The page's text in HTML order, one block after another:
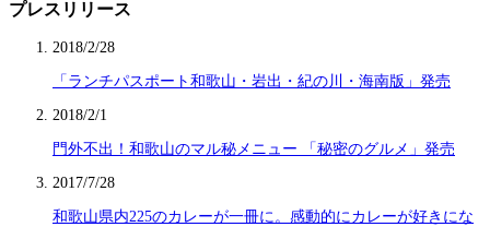
プレスリリース
2018/2/28
「ランチパスポート和歌山・岩出・紀の川・海南版」発売
2018/2/1
門外不出！和歌山のマル秘メニュー 「秘密のグルメ」発売
2017/7/28
和歌山県内225のカレーが一冊に。感動的にカレーが好きにな